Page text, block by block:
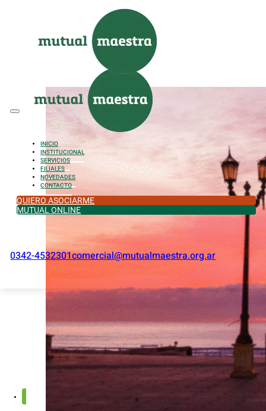
Saltar al pie de página
INICIO
INSTITUCIONAL
SERVICIOS
FILIALES
NOVEDADES
CONTACTO
QUIERO ASOCIARME
MUTUAL ONLINE
0342-4532301comercial@mutualmaestra.org.ar